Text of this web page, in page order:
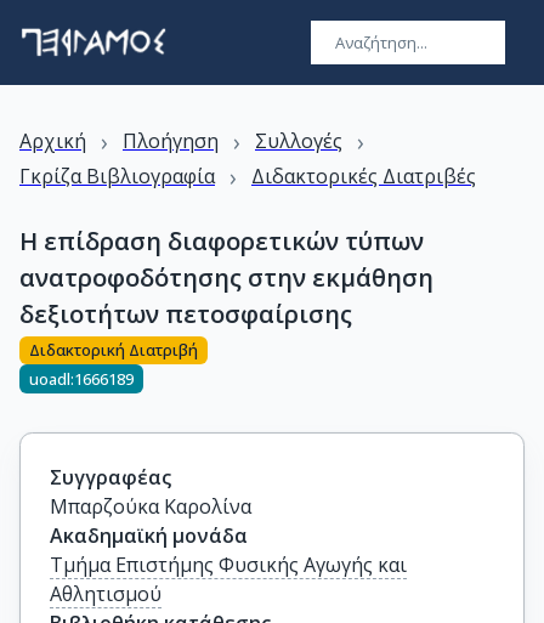
Αρχική › Πλοήγηση › Συλλογές ›
Γκρίζα Βιβλιογραφία › Διδακτορικές Διατριβές
Η επίδραση διαφορετικών τύπων
ανατροφοδότησης στην εκμάθηση
δεξιοτήτων πετοσφαίρισης
Διδακτορική Διατριβή
uoadl:1666189
Συγγραφέας
Μπαρζούκα Καρολίνα
Ακαδημαϊκή μονάδα
Τμήμα Επιστήμης Φυσικής Αγωγής και
Αθλητισμού